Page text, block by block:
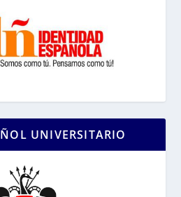
UNIVERSITARIO